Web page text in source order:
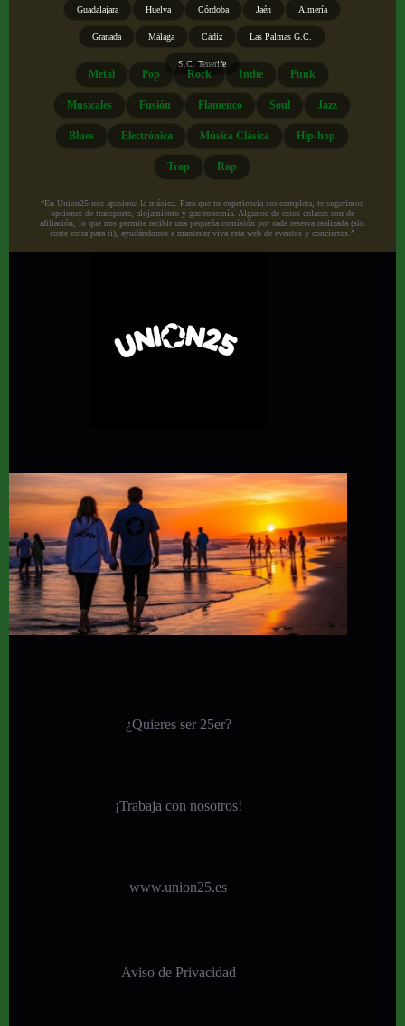
Guadalajara Huelva Córdoba Jaén Almería
Granada Málaga Cádiz Las Palmas G.C.
S.C. Tenerife
Metal Pop Rock Indie Punk
Musicales Fusión Flamenco Soul Jazz
Blues Electrónica Música Clásica Hip-hop
Trap Rap
“En Union25 nos apasiona la música. Para que tu experiencia sea completa, te sugerimos
opciones de transporte, alojamiento y gastronomía. Algunos de estos enlaces son de
afiliación, lo que nos permite recibir una pequeña comisión por cada reserva realizada (sin
coste extra para ti), ayudándonos a mantener viva esta web de eventos y conciertos.”
¿Quieres ser 25er?
¡Trabaja con nosotros!
www.union25.es
Aviso de Privacidad